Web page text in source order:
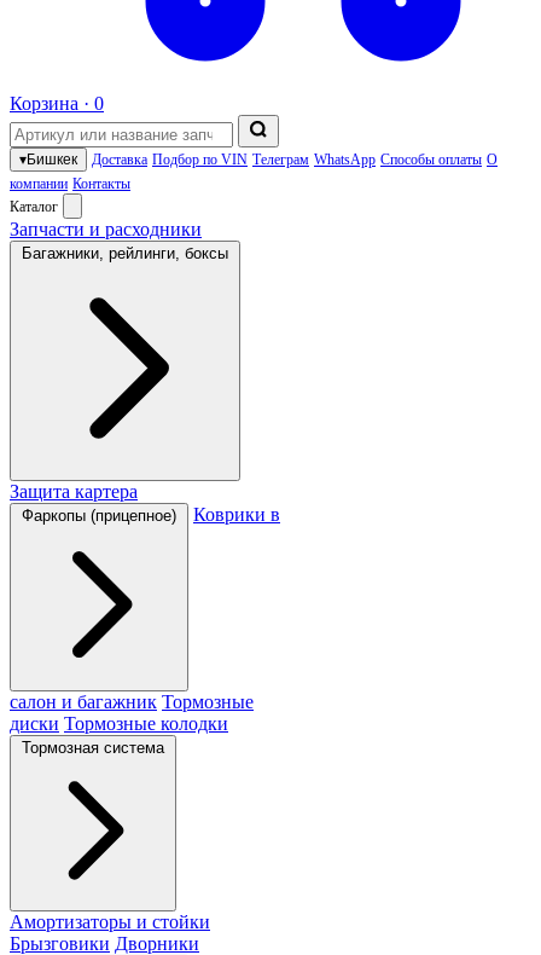
Корзина · 0
▾Бишкек Доставка Подбор по VIN Телеграм WhatsApp Способы оплаты О
компании Контакты
Каталог
Запчасти и расходники
Багажники, рейлинги, боксы
Защита картера
Фаркопы (прицепное) Коврики в
салон и багажник Тормозные
диски Тормозные колодки
Тормозная система
Амортизаторы и стойки
Брызговики Дворники